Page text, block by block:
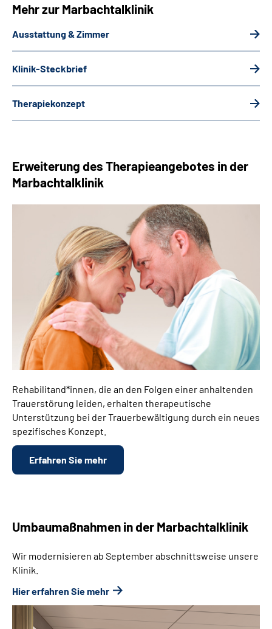
Mehr zur Marbachtalklinik
Ausstattung & Zimmer
Klinik-Steckbrief
Therapiekonzept
Erweiterung des Therapieangebotes in der
Marbachtalklinik
Rehabilitand*innen, die an den Folgen einer anhaltenden
Trauerstörung leiden, erhalten therapeutische
Unterstützung bei der Trauerbewältigung durch ein neues
spezifisches Konzept.
Erfahren Sie mehr
Umbaumaßnahmen in der Marbachtalklinik
Wir modernisieren ab September abschnittsweise unsere
Klinik.
Hier erfahren Sie mehr